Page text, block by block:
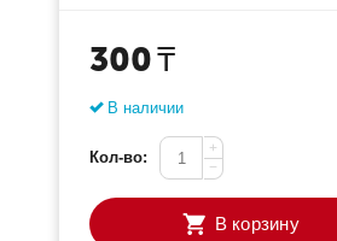
300 ₸
В наличии
Кол-во:
+
−
В корзину